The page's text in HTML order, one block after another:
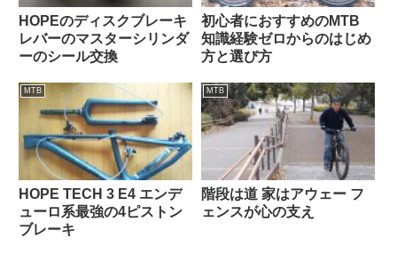
HOPEのディスクブレーキ
レバーのマスターシリンダ
ーのシール交換
初心者におすすめのMTB
知識経験ゼロからのはじめ
方と選び方
MTB
HOPE TECH 3 E4 エンデ
ューロ系最強の4ピストン
ブレーキ
MTB
階段は道 家はアウェー フ
ェンスが心の支え